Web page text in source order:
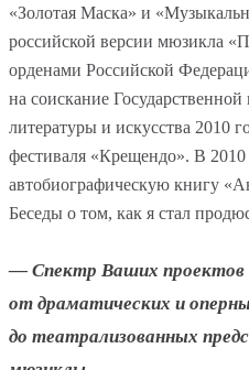
«Золотая Маска» и
российской версии мюзикла
орденами Российской
на соискание
литературы и искусства 2010
фестиваля «Крещендо». В
автобиографическую книгу
Беседы о том, как я стал
— Спектр Ваших проектов
от драматических и
до театрализованных